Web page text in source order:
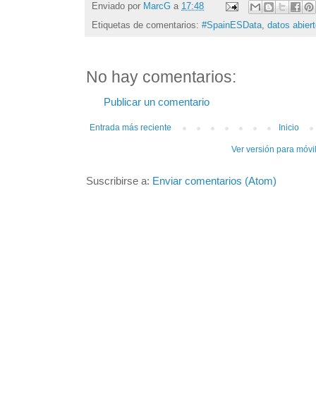
Enviado por MarcG a 17:48
Etiquetas de comentarios: #SpainESData, datos
No hay comentarios:
Publicar un comentario
Entrada más reciente Inicio
Ver versión para
Suscribirse a: Enviar comentarios (Atom)